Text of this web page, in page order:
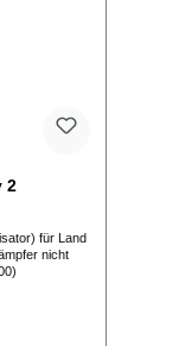
2
für Land
nicht